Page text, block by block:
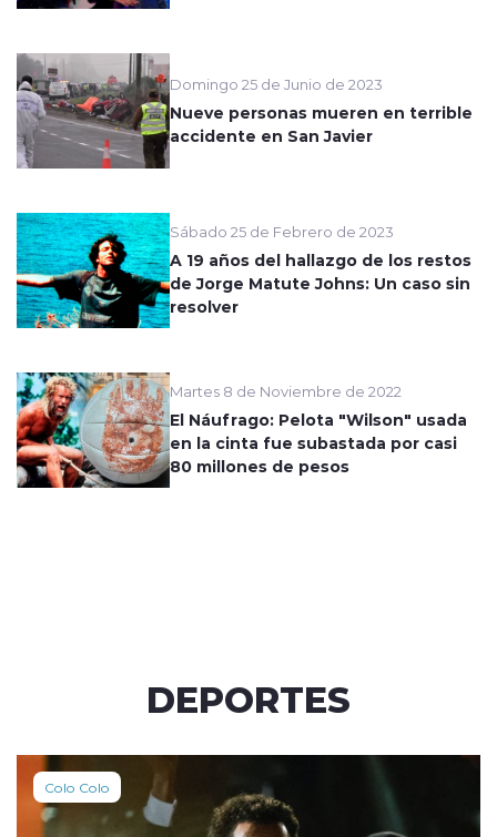
Domingo 25 de Junio de 2023
Nueve personas mueren en terrible
accidente en San Javier
Sábado 25 de Febrero de 2023
A 19 años del hallazgo de los restos
de Jorge Matute Johns: Un caso sin
resolver
Martes 8 de Noviembre de 2022
El Náufrago: Pelota "Wilson" usada
en la cinta fue subastada por casi
80 millones de pesos
DEPORTES
Colo Colo